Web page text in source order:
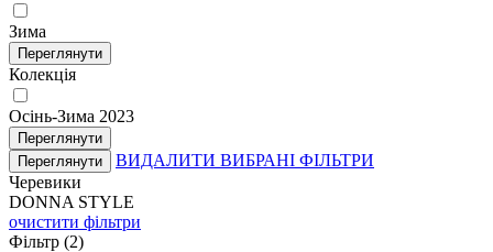
Зима
Переглянути
Колекція
Осінь-Зима 2023
Переглянути
Переглянути
ВИДАЛИТИ ВИБРАНІ ФІЛЬТРИ
Черевики
DONNA STYLE
очистити фільтри
Фільтр (2)